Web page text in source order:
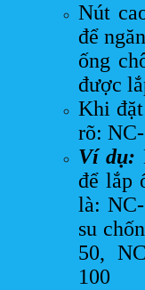
Nút
để
ống
được
Khi
rõ:
Ví dụ:
để lắp
là:
su
50,
100